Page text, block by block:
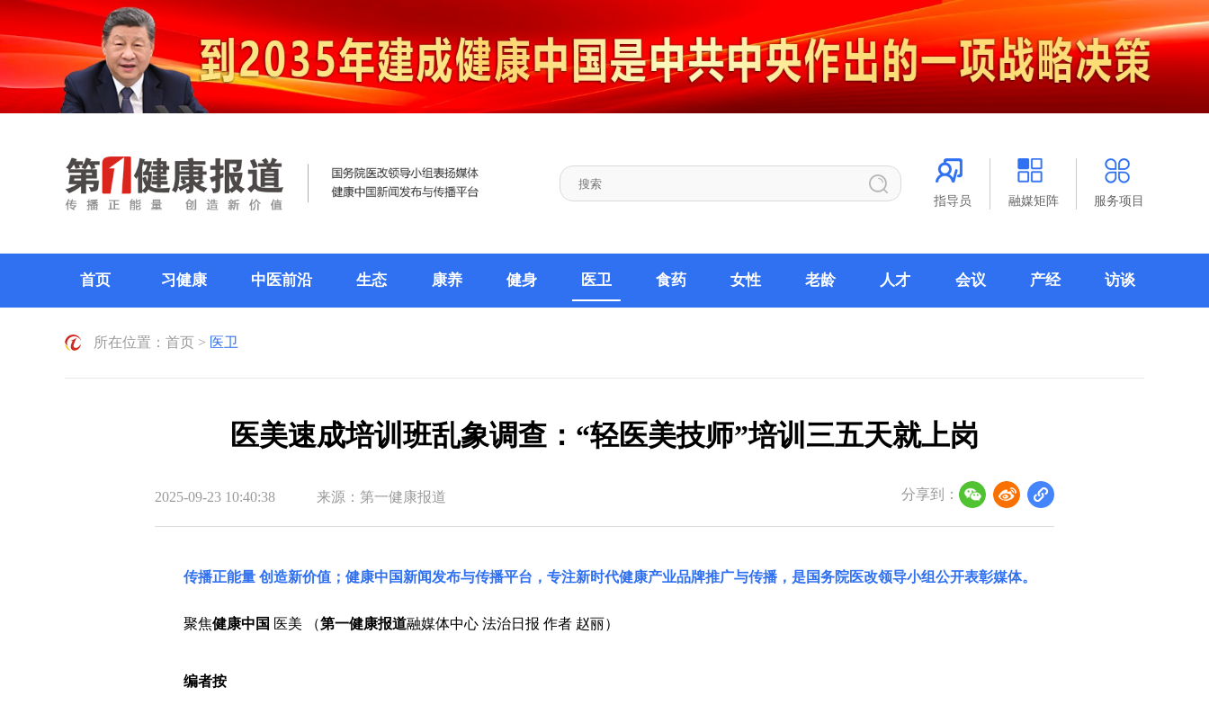
指导员 融媒矩阵 服务项目
首页 习健康 中医前沿 生态 康养 健身 医卫 食药 女性 老龄 人才 会议 产经 访谈
所在位置： 首页 > 医卫
医美速成培训班乱象调查：“轻医美技师”培训三五天就上岗
2025-09-23 10:40:38 来源：第一健康报道 分享到：
传播正能量 创造新价值；健康中国新闻发布与传播平台，专注新时代健康产业品牌推广与传播，是国务院医改领导小组公开表彰媒体。
聚焦健康中国 医美 （第一健康报道融媒体中心 法治日报 作者 赵丽）
编者按